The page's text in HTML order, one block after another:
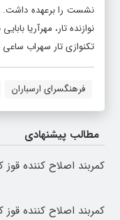
نشست را برعهده داشت.
نوازنده تار، مهرآریا
تکنوازی تار سهراب
فرهنگسرای ارسباران
مطالب پیشنهادی
کمربند اصلاح کننده قوز
کمربند اصلاح کننده قوز